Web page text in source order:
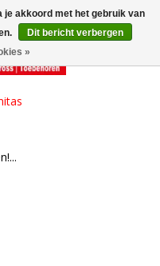
je akkoord met het gebruik van
Dit bericht verbergen
»